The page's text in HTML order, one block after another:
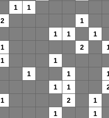
1
1
2
1
1 1
1
1 2
1
1
1 1
1 1
1 2
1
1
1